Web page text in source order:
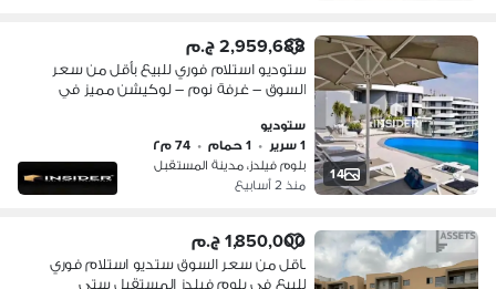
14
2,959,688 ج.م
ستوديو استلام فوري للبيع بأقل من سعر
السوق – غرفة نوم – لوكيشن مميز في
جاهزة للاستلام
ستوديو
1 سرير
• 1 حمام • 74 م٢
بلوم فيلدز، مدينة المستقبل
منذ 2 أسابيع
1,850,000 ج.م
باقل من سعر السوق ستديو استلام فوري
للبيع في بلوم فيلدز المستقبل ستي